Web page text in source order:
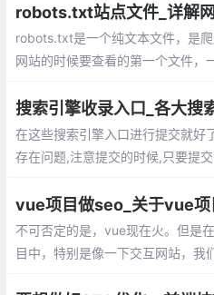
站标题和描述的优化，其中网站标
关键词排名竞争的重要因素。标题
在35个字左右，描述控制在80个
robots.txt是一个纯文本文件，是
网站的时候要查看的第一个文件，
s.txt是什么？robots.txt中的参数
ots.txt写法大全和robots.txt语法
bots.txt编写注意事项
在这些搜索引擎入口进行提交就好
存在问题,注意提交的时候,只要提
不可否定的是，vue现在火。但是
目中，特别是像一下交互网站，我